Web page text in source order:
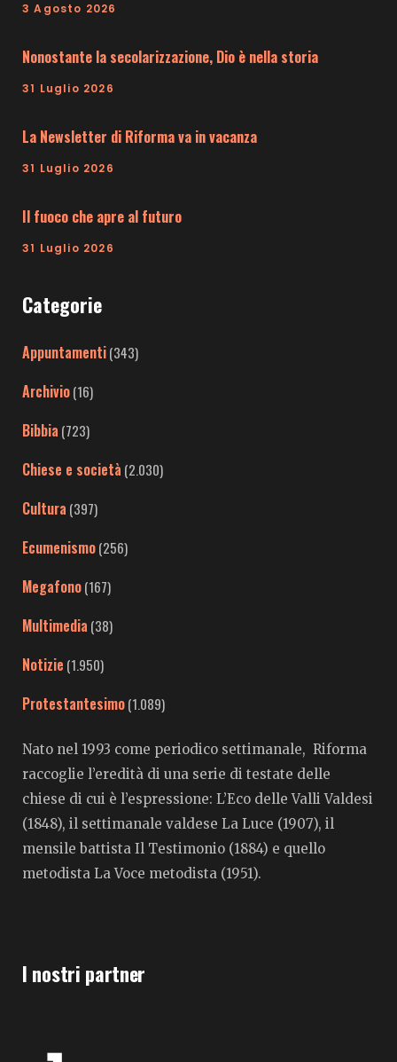
3 Agosto 2026
Nonostante la secolarizzazione, Dio è nella storia
31 Luglio 2026
La Newsletter di Riforma va in vacanza
31 Luglio 2026
Il fuoco che apre al futuro
31 Luglio 2026
Categorie
Appuntamenti(343)
Archivio(16)
Bibbia (723)
Chiese e società (2.030)
Cultura (397)
Ecumenismo(256)
Megafono(167)
Multimedia (38)
Notizie (1.950)
Protestantesimo(1.089)
Nato nel 1993 come periodico settimanale, Riforma
raccoglie l’eredità di una serie di testate delle
chiese di cui è l’espressione: L’Eco delle Valli Valdesi
(1848), il settimanale valdese La Luce (1907), il
mensile battista Il Testimonio (1884) e quello
metodista La Voce metodista (1951).
I nostri partner